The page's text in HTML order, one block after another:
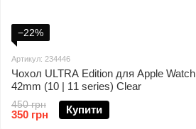
−22%
Артикул: 234446
Чохол ULTRA Edition для Apple Watch
42mm (10 | 11 series) Clear
450 грн
350 грн Купити